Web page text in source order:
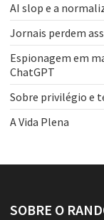
AI slop e a
Jornais perdem
Espionagem em
ChatGPT
Sobre privilégio e
A Vida Plena
SOBRE O